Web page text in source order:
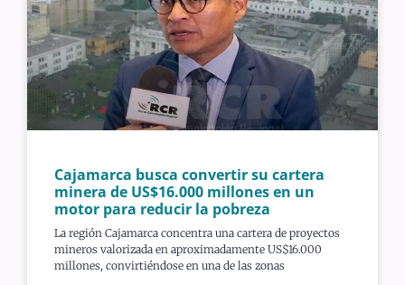
Cajamarca busca convertir su cartera
minera de US$16.000 millones en un
motor para reducir la pobreza
La región Cajamarca concentra una cartera de proyectos
mineros valorizada en aproximadamente US$16.000
millones, convirtiéndose en una de las zonas